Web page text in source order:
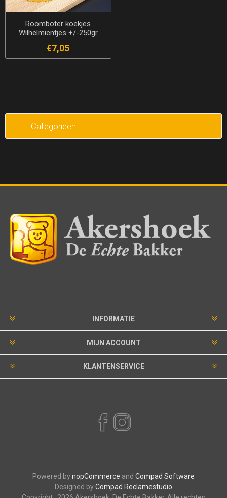
Roomboter koekjes
Wilhelmientjes +/-250gr
€7,05
Categorieen
INFORMATIE
MIJN ACCOUNT
KLANTENSERVICE
Powered bynopCommerce and Compad Software
Designed byCompad Reclamestudio